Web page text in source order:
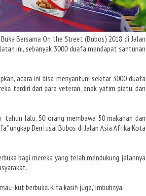
Bersama On the Street (Bubos) 2018 di Jalan
ini, sebanyak 3000 duafa mendapat santunan
acara ini bisa menyantuni sekitar 3000 duafa
terdiri dari para veteran, anak yatim piatu, dan
lalu, 50 orang membawa 50 makanan dan
ungkap Deni usai Bubos di Jalan Asia Afrika Kota
bagi mereka yang telah mendukung jalannya
ikut berbuka. Kita kasih juga," imbuhnya.